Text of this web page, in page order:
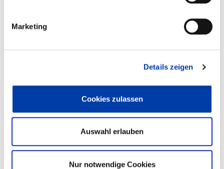
Marketing
Details zeigen
Cookies zulassen
Auswahl erlauben
Nur notwendige Cookies
WICHTIGE DOWNLOADS FÜR SIE
AGBs
Zertifizierungsordnung
DVS-Zertifizierungsprogramm